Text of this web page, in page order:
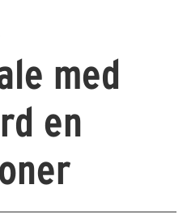
med
en